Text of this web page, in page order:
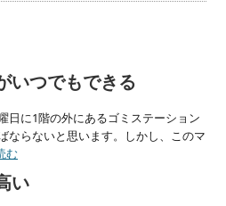
いつでもできる
日に1階の外にあるゴミステーション
ならないと思います。しかし、このマ
む
い